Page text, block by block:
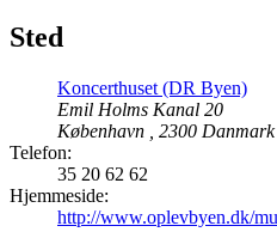
Sted
Koncerthuset (DR Byen)
Emil Holms Kanal 20
København
2300 Danmark
Telefon:
35 20 62 62
Hjemmeside:
http://www.oplevbyen.dk/